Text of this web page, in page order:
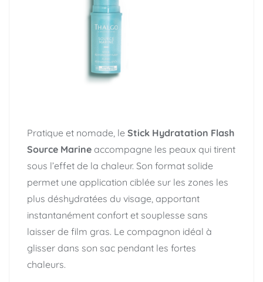
Pratique et nomade, le Stick Hydratation Flash
Source Marine accompagne les peaux qui tirent
sous l’effet de la chaleur. Son format solide
permet une application ciblée sur les zones les
plus déshydratées du visage, apportant
instantanément confort et souplesse sans
laisser de film gras. Le compagnon idéal à
glisser dans son sac pendant les fortes
chaleurs.